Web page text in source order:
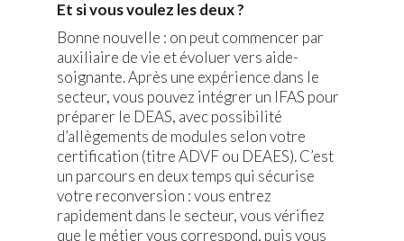
Et si vous voulez les deux ?
Bonne nouvelle : on peut commencer par
auxiliaire de vie et évoluer vers aide-
soignante. Après une expérience dans le
secteur, vous pouvez intégrer un IFAS pour
préparer le DEAS, avec possibilité
d’allègements de modules selon votre
certification (titre ADVF ou DEAES). C’est
un parcours en deux temps qui sécurise
votre reconversion : vous entrez
rapidement dans le secteur, vous vérifiez
que le métier vous correspond, puis vous